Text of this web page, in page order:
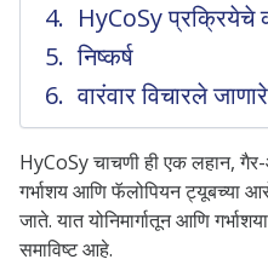
HyCoSy प्रक्रियेचे
निष्कर्ष
वारंवार विचारले
HyCoSy चाचणी ही एक लहान,
गर्भाशय आणि फॅलोपियन ट्यूबच्या
जाते. यात योनिमार्गातून आणि
समाविष्ट आहे.